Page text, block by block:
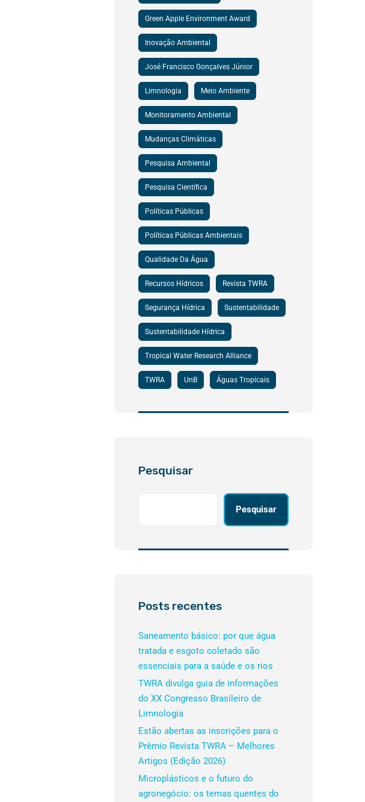
Green Apple Environment Award
Inovação Ambiental
José Francisco Gonçalves Júnior
Limnologia Meio Ambiente
Monitoramento Ambiental
Mudanças Climáticas
Pesquisa Ambiental
Pesquisa Científica
Políticas Públicas
Políticas Públicas Ambientais
Qualidade Da Água
Recursos Hídricos Revista TWRA
Segurança Hídrica Sustentabilidade
Sustentabilidade Hídrica
Tropical Water Research Alliance
TWRA UnB Águas Tropicais
Pesquisar
Pesquisar
Posts recentes
Saneamento básico: por que água
tratada e esgoto coletado são
essenciais para a saúde e os rios
TWRA divulga guia de informações
do XX Congresso Brasileiro de
Limnologia
Estão abertas as inscrições para o
Prêmio Revista TWRA – Melhores
Artigos (Edição 2026)
Microplásticos e o futuro do
agronegócio: os temas quentes do